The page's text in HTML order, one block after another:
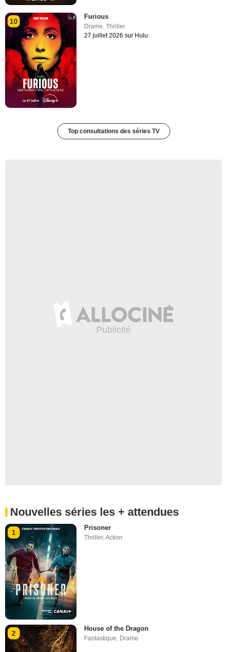
10
Furious
Drame,Thriller
27 juillet 2026 sur Hulu
Top consultations des séries TV
Nouvelles séries les + attendues
1
Prisoner
Thriller,Action
2
House of the Dragon
Fantastique Drame